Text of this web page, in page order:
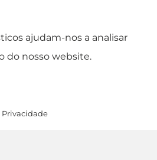
ajudam-nos a analisar
do nosso website.
Privacidade